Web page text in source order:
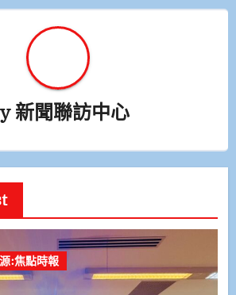
新聞聯訪中心
:焦點時報